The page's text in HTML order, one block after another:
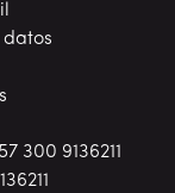
300 9136211